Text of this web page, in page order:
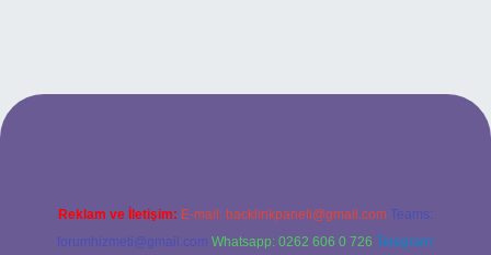
Reklam ve İletişim: E-mail: backlinkpaneli@gmail.com Teams:
forumhizmeti@gmail.com Whatsapp: 0262 606 0 726 Telegram: